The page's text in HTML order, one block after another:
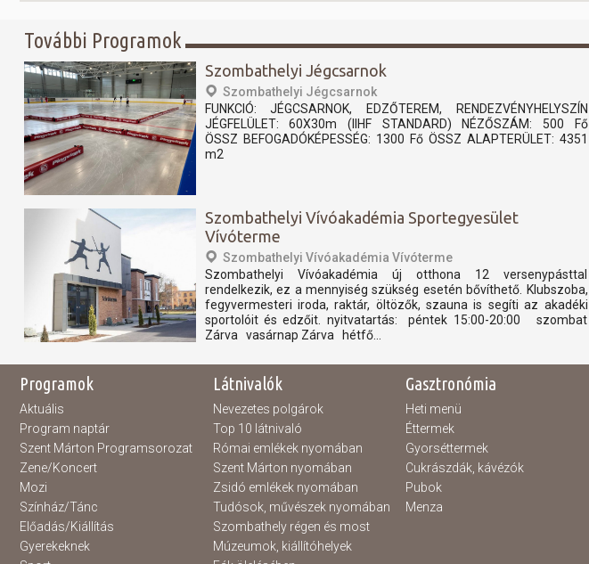
További Programok
Szombathelyi Jégcsarnok
Szombathelyi Jégcsarnok
FUNKCIÓ: JÉGCSARNOK, EDZŐTEREM, RENDEZVÉNYHELYSZÍN
JÉGFELÜLET: 60X30m (IIHF STANDARD) NÉZŐSZÁM: 500 Fő
ÖSSZ BEFOGADÓKÉPESSÉG: 1300 Fő ÖSSZ ALAPTERÜLET: 4351
m2
Szombathelyi Vívóakadémia Sportegyesület
Vívóterme
Szombathelyi Vívóakadémia Vívóterme
Szombathelyi Vívóakadémia új otthona 12 versenypásttal
rendelkezik, ez a mennyiség szükség esetén bővíthető. Klubszoba,
fegyvermesteri iroda, raktár, öltözők, szauna is segíti az akadéki
sportolóit és edzőit. nyitvatartás: péntek 15:00-20:00 szombat
Zárva vasárnap Zárva hétfő...
Programok
Aktuális
Program naptár
Szent Márton Programsorozat
Zene/Koncert
Mozi
Színház/Tánc
Előadás/Kiállítás
Gyerekeknek
Látnivalók
Nevezetes polgárok
Top 10 látnivaló
Római emlékek nyomában
Szent Márton nyomában
Zsidó emlékek nyomában
Tudósok, művészek nyomában
Szombathely régen és most
Múzeumok, kiállítóhelyek
Gasztronómia
Heti menü
Éttermek
Gyorséttermek
Cukrászdák, kávézók
Pubok
Menza